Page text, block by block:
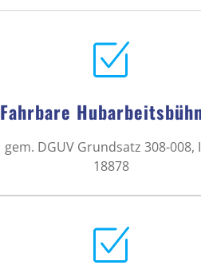
Fahrbare
gem. DGUV Grundsatz 308-008,
18878